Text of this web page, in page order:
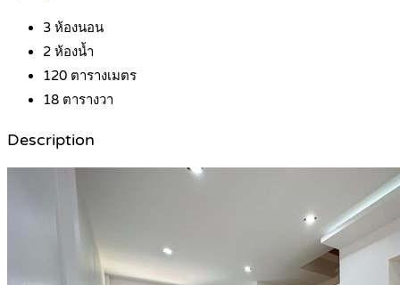
3 ห้องนอน
2 ห้องน้ำ
120 ตารางเมตร
18 ตารางวา
Description